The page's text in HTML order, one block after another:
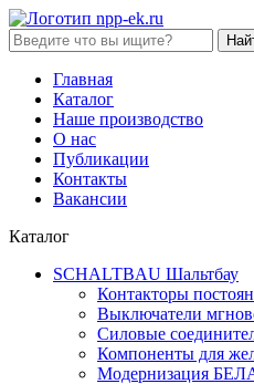
Главная
Каталог
Наше производство
О нас
Публикации
Контакты
Вакансии
Каталог
SCHALTBAU Шальтбау
Контакторы
Выключатели
Силовые
Компоненты для
Модернизация